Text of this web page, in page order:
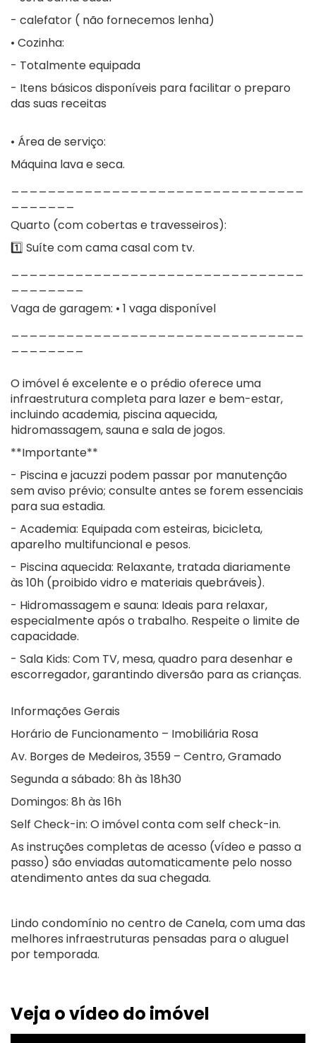
- calefator ( não fornecemos lenha)
• Cozinha:
- Totalmente equipada
- Itens básicos disponíveis para facilitar o preparo
das suas receitas
• Área de serviço:
Máquina lava e seca.
Quarto (com cobertas e travesseiros):
1️⃣ Suíte com cama casal com tv.
Vaga de garagem: • 1 vaga disponível
O imóvel é excelente e o prédio oferece uma
infraestrutura completa para lazer e bem-estar,
incluindo academia, piscina aquecida,
hidromassagem, sauna e sala de jogos.
**Importante**
- Piscina e jacuzzi podem passar por manutenção
sem aviso prévio; consulte antes se forem essenciais
para sua estadia.
- Academia: Equipada com esteiras, bicicleta,
aparelho multifuncional e pesos.
- Piscina aquecida: Relaxante, tratada diariamente
às 10h (proibido vidro e materiais quebráveis).
- Hidromassagem e sauna: Ideais para relaxar,
especialmente após o trabalho. Respeite o limite de
capacidade.
- Sala Kids: Com TV, mesa, quadro para desenhar e
escorregador, garantindo diversão para as crianças.
Informações Gerais
Horário de Funcionamento – Imobiliária Rosa
Av. Borges de Medeiros, 3559 – Centro, Gramado
Segunda a sábado: 8h às 18h30
Domingos: 8h às 16h
Self Check-in: O imóvel conta com self check-in.
As instruções completas de acesso (vídeo e passo a
passo) são enviadas automaticamente pelo nosso
atendimento antes da sua chegada.
Lindo condomínio no centro de Canela, com uma das
melhores infraestruturas pensadas para o aluguel
por temporada.
Veja o vídeo do imóvel